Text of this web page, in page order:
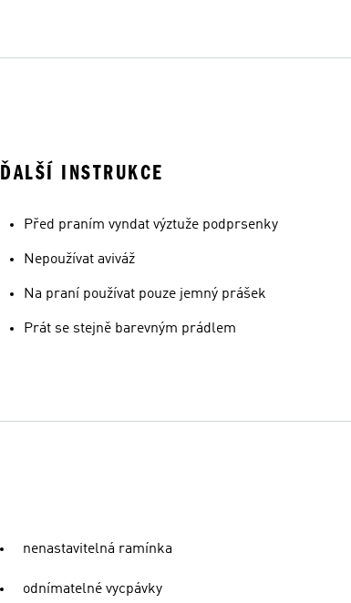
ĎALŠÍ INSTRUKCE
Před praním vyndat výztuže podprsenky
Nepoužívat aviváž
Na praní používat pouze jemný prášek
Prát se stejně barevným prádlem
nenastavitelná ramínka
odnímatelné vycpávky